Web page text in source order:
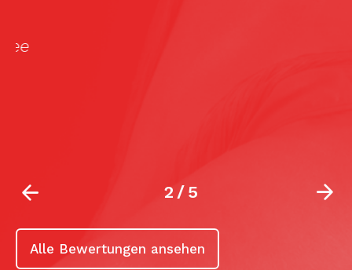
2/5
Alle Bewertungen ansehen